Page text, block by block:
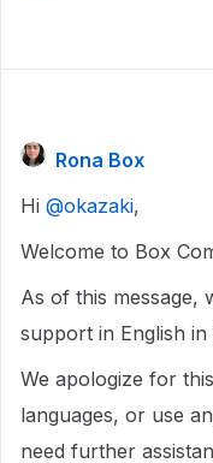
Rona Box
Hi ​ @okazaki,
Welcome to Box
As of this
support in English
We apologize for
languages, or use
need further